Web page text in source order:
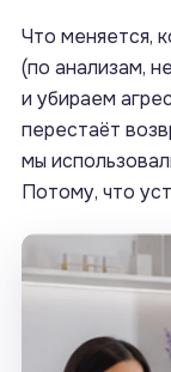
Что меняется,
(по анализам,
и убираем
перестаёт
мы
Потому, что